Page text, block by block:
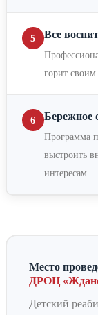
5 Все
горит своим
6 Бережное
Программа
выстроить
интересам.
Место
ДРОЦ
Детский